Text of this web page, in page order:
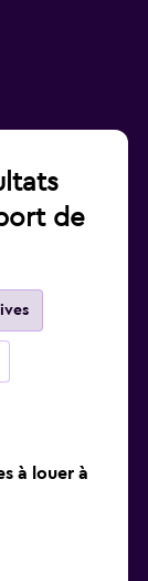
de
à louer à